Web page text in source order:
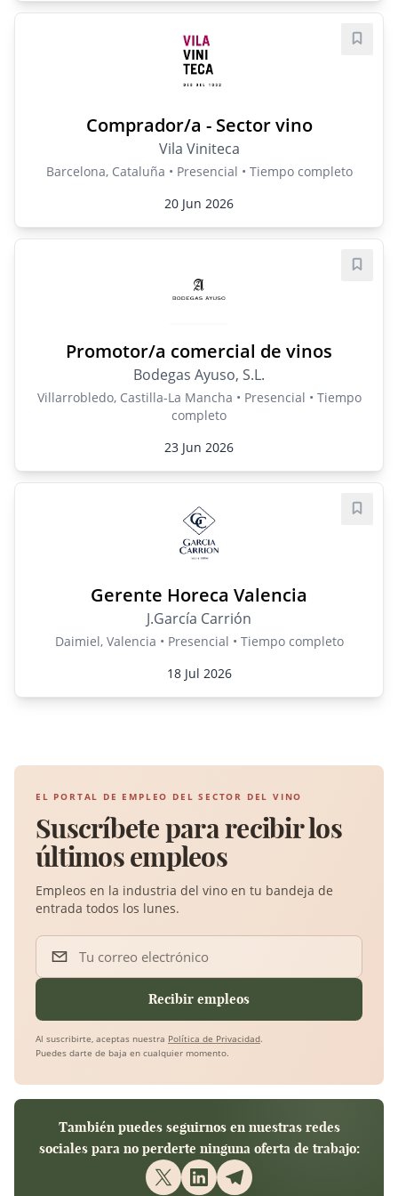
Comprador/a - Sector vino
Vila Viniteca
Barcelona, Cataluña • Presencial • Tiempo completo
20 Jun 2026
Promotor/a comercial de vinos
Bodegas Ayuso, S.L.
Villarrobledo, Castilla-La Mancha • Presencial • Tiempo
completo
23 Jun 2026
Gerente Horeca Valencia
J.García Carrión
Daimiel, Valencia • Presencial • Tiempo completo
18 Jul 2026
EL PORTAL DE EMPLEO DEL SECTOR DEL VINO
Suscríbete para recibir los
últimos empleos
Empleos en la industria del vino en tu bandeja de
entrada todos los lunes.
Tu correo electrónico
Recibir empleos
Al suscribirte, aceptas nuestra Política de Privacidad.
Puedes darte de baja en cualquier momento.
También puedes seguirnos en nuestras redes
sociales para no perderte ninguna oferta de trabajo: